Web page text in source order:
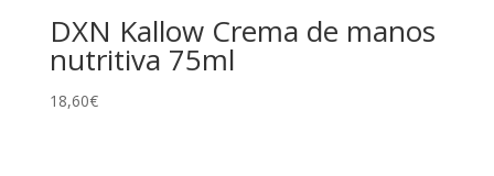
DXN Kallow Crema de manos
nutritiva 75ml
18,60€